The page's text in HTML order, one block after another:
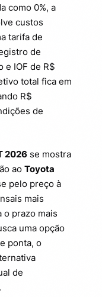
como 0%, a
custos
tarifa de
de
e IOF de R$
total fica em
R$
de
2026 se mostra
ao Toyota
pelo preço à
mais
o prazo mais
uma opção
ponta, o
de